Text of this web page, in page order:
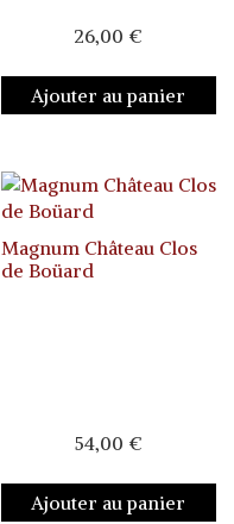
26,00 €
Ajouter au panier
Magnum Château Clos
de Boüard
54,00 €
Ajouter au panier